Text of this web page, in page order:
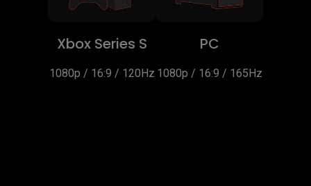
Xbox Series S
1080p / 16:9 / 120Hz
PC
1080p / 16:9 / 165Hz